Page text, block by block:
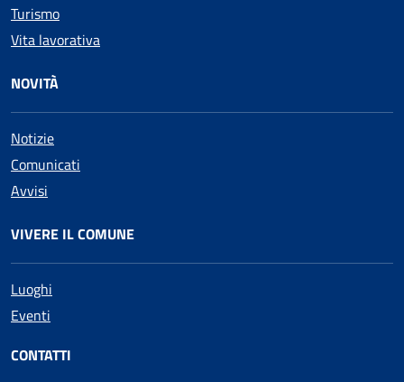
Turismo
Vita lavorativa
NOVITÀ
Notizie
Comunicati
Avvisi
VIVERE IL COMUNE
Luoghi
Eventi
CONTATTI